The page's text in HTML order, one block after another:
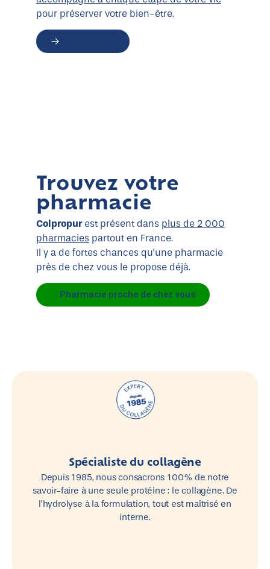
pour préserver votre bien-être.
Trouvez votre
pharmacie
Colpropurest présent dans plus de 2 000
pharmacies partout en France.
Il y a de fortes chances qu’une pharmacie
près de chez vous le propose déjà.
Pharmacie proche de chez vous
Spécialiste du collagène
Depuis 1985, nous consacrons 100 % de notre
savoir-faire à une seule protéine : le collagène. De
l’hydrolyse à la formulation, tout est maîtrisé en
interne.